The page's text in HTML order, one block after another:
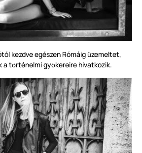
kezdve egészen Rómáig üzemeltet,
a történelmi gyökereire hivatkozik.